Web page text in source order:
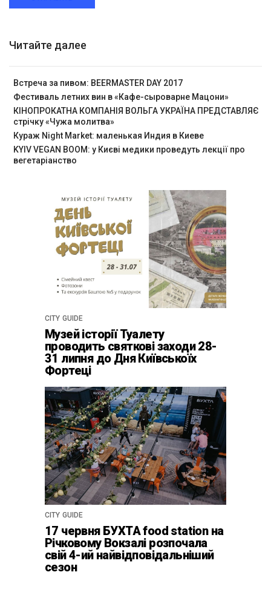
Читайте далее
Встреча за пивом: BEERMASTER DAY 2017
Фестиваль летних вин в «Кафе-сыроварне Мацони»
КІНОПРОКАТНА КОМПАНІЯ ВОЛЬГА УКРАЇНА ПРЕДСТАВЛЯЄ
стрічку «Чужа молитва»
Кураж Night Market: маленькая Индия в Киеве
KYIV VEGAN BOOM: у Києві медики проведуть лекції про
вегетаріанство
CITY GUIDE
Музей історії Туалету
проводить святкові заходи 28-
31 липня до Дня Київськоїх
Фортеці
CITY GUIDE
17 червня БУХТА food station на
Річковому Вокзалі розпочала
свій 4-ий найвідповідальніший
сезон